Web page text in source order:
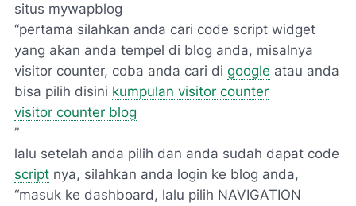
situs mywapblog
pertama silahkan anda cari code script widget
yang akan anda tempel di blog anda, misalnya
visitor counter, coba anda cari di google atau anda
bisa pilih disini kumpulan visitor counter
visitor counter blog
lalu setelah anda pilih dan anda sudah dapat code
script nya, silahkan anda login ke blog anda,
masuk ke dashboard, lalu pilih NAVIGATION